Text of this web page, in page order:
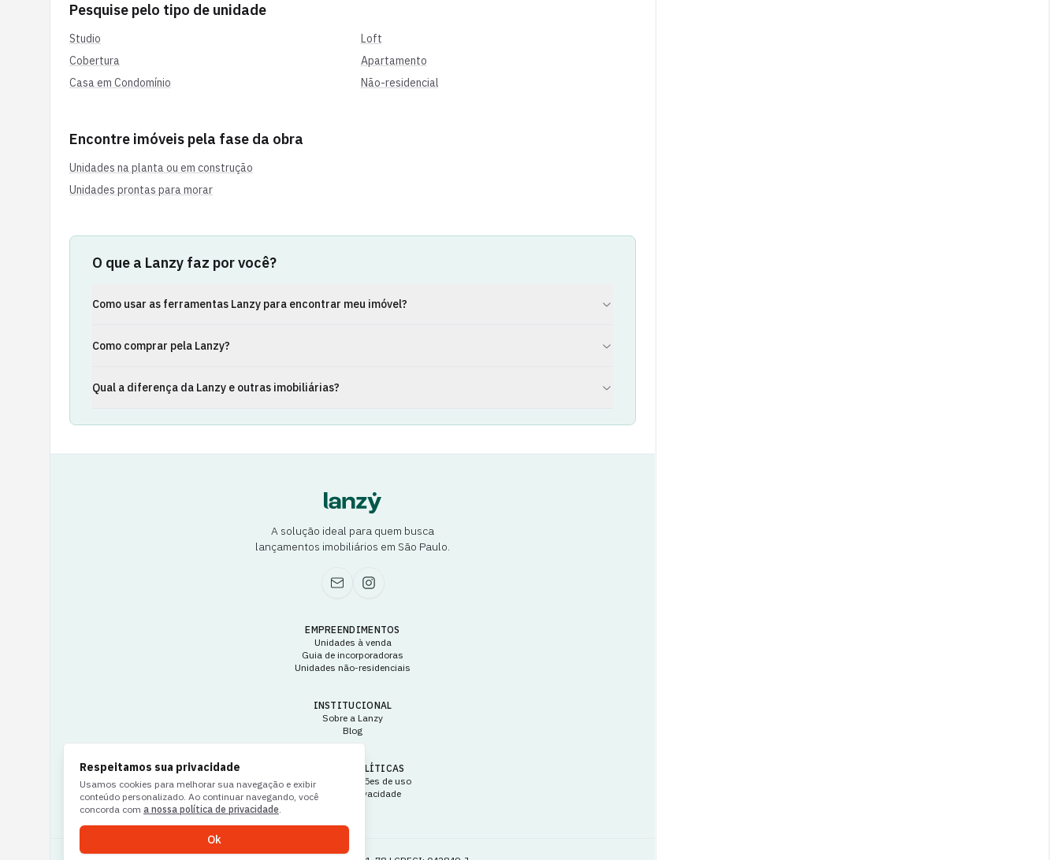
Pesquise pelo tipo de unidade
Studio
Loft
Cobertura
Apartamento
Casa em Condomínio
Não-residencial
Encontre imóveis pela fase da obra
Unidades na planta ou em construção
Unidades prontas para morar
O que a Lanzy faz por você?
Como usar as ferramentas Lanzy para encontrar meu imóvel?
Como comprar pela Lanzy?
Qual a diferença da Lanzy e outras imobiliárias?
A solução ideal para quem busca
lançamentos imobiliários em São Paulo.
EMPREENDIMENTOS
Unidades à venda
Guia de incorporadoras
Unidades não-residenciais
INSTITUCIONAL
Sobre a Lanzy
Blog
TERMOS E POLÍTICAS
Termos e condições de uso
Política de privacidade
Respeitamos sua privacidade
Usamos cookies para melhorar sua navegação e exibir
conteúdo personalizado. Ao continuar navegando, você
concorda com a nossa política de privacidade.
Ok